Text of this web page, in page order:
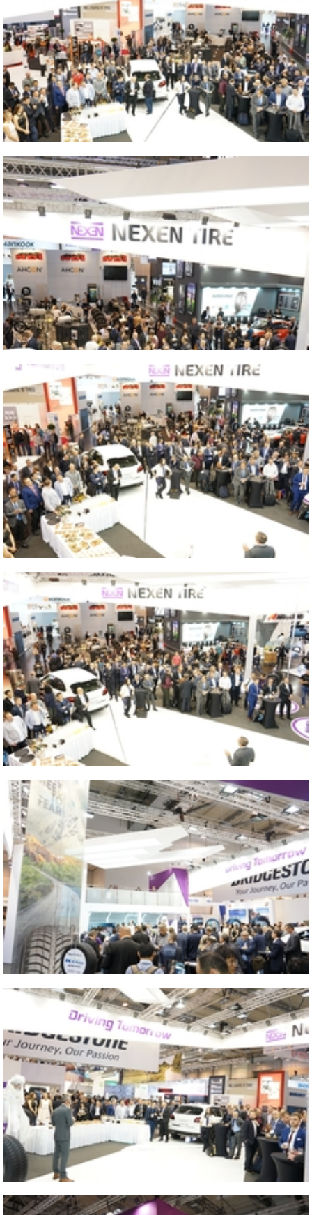
2016 GERMANY ESSEN
2016 GERMANY ESSEN
Close
2016 GERMANY ESSEN
Close
2016 GERMANY ESSEN
2016 GERMANY ESSEN
Close
2016 GERMANY ESSEN
Close